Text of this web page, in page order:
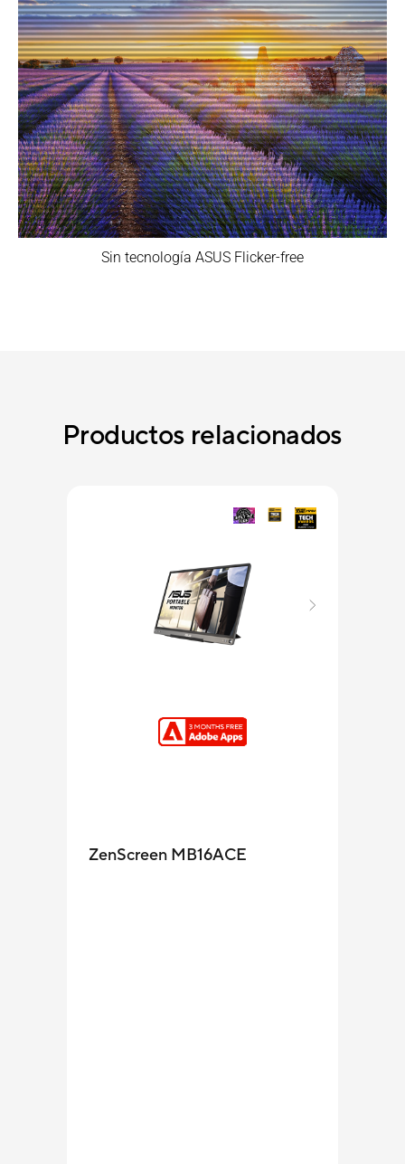
Sin tecnología ASUS Flicker-free
Productos relacionados
ZenScreen MB16ACE